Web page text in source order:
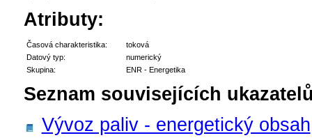
Atributy:
Časová charakteristika:
toková
Datový typ:
numerický
Skupina:
ENR - Energetika
Seznam souvisejících
Vývoz paliv - energetický obsah